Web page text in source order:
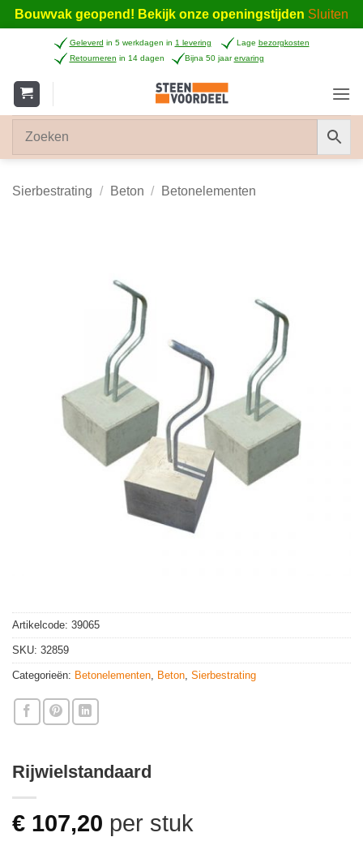
Bouwvak geopend! Bekijk onze openingstijden Sluiten
inhoud
Geleverd in 5 werkdagen in 1 levering Lage bezorgkosten
Retourneren in 14 dagen Bijna 50 jaarervaring
Sierbestrating / Beton / Betonelementen
Artikelcode: 39065
SKU: 32859
Categorieën: Betonelementen Beton Sierbestrating
Rijwielstandaard
€ 107,20 per stuk